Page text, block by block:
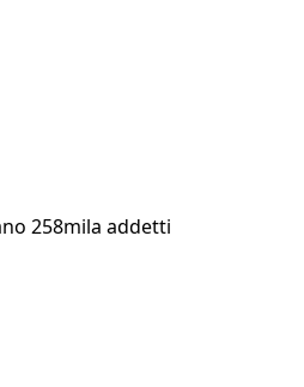
258mila addetti